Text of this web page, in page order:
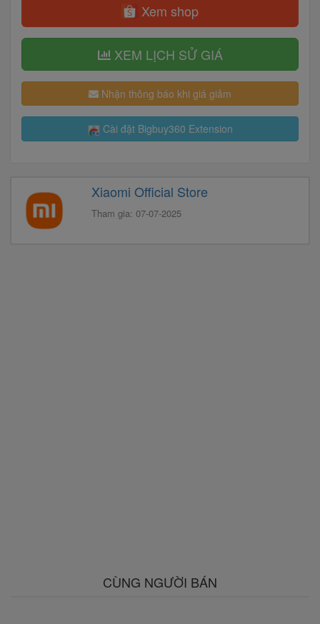
Xem shop
XEM LỊCH SỬ GIÁ
Nhận thông báo khi giá giảm
Cài đặt Bigbuy360 Extension
Xiaomi Official Store
Tham gia: 07-07-2025
CÙNG NGƯỜI BÁN